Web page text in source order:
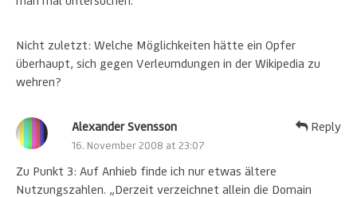
Nicht zuletzt: Welche Möglichkeiten hätte ein Opfer
überhaupt, sich gegen Verleumdungen in der Wikipedia zu
wehren?
Alexander Svensson
16. November 2008 at 23:07
Zu Punkt 3: Auf Anhieb finde ich nur etwas ältere
Nutzungszahlen. „Derzeit verzeichnet allein die Domain
Reply